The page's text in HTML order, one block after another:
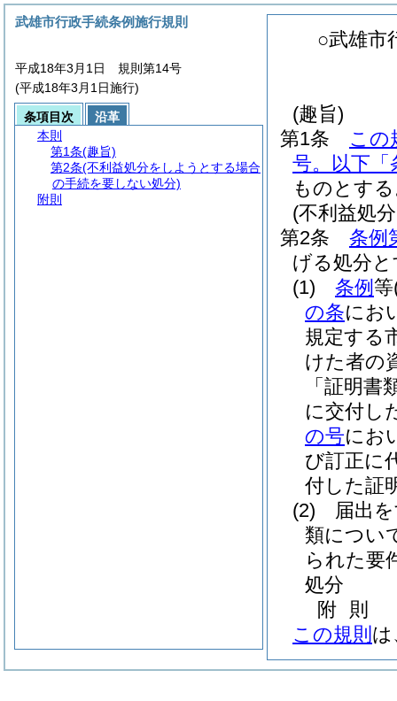
○武雄市
(趣旨)
第1条
この
号。以下「
ものとす
(不利益処
第2条
条例
げる処分
(1)
条例 等
の条にお
規定する
けた者の
「証明書
に交付し
の号にお
び訂正に
付した証
(2)
届出
類につい
られた要
処分
附 則
この規則 は
武雄市行政手続条例施行規則
平成18年3月1日 規則第14号
(平成18年3月1日施行)
条項目次
沿革
本則
第1条(趣旨)
第2条(不利益処分をしようとする場合
の手続を要しない処分)
附則